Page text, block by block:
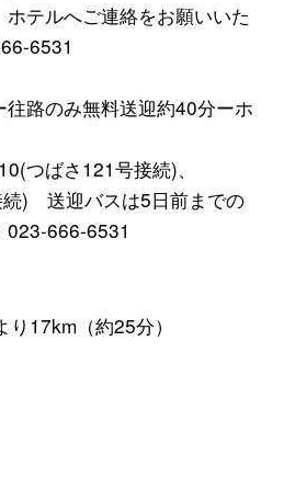
テルへご連絡をお願いいた
6531
路のみ無料送迎約40分ーホ
つばさ121号接続)、
) 送迎バスは5日前までの
023-666-6531
17km（約25分）